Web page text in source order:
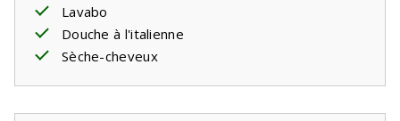
Lavabo
Douche à l'italienne
Sèche-cheveux